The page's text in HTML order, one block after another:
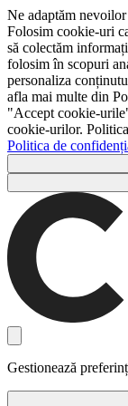
Ne adaptăm nevoilor
Folosim cookie-uri
să colectăm
folosim în scopuri
personaliza
afla mai multe din
"Accept cookie-
cookie-urilor.
Politica de
Gestionează